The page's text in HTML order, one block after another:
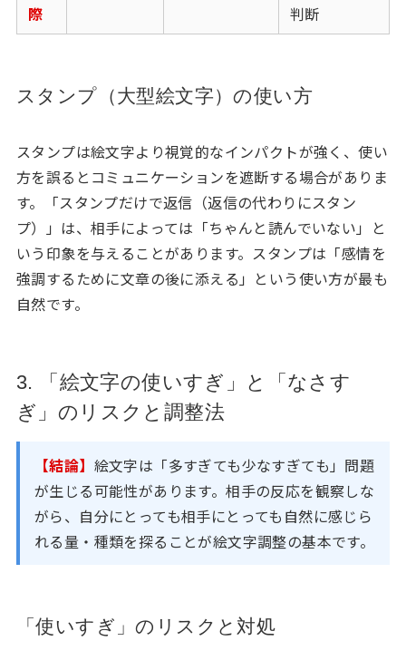
際
判断
スタンプ（大型絵文字）の使い方
スタンプは絵文字より視覚的なインパクトが強く、使い
方を誤るとコミュニケーションを遮断する場合がありま
す。「スタンプだけで返信（返信の代わりにスタン
プ）」は、相手によっては「ちゃんと読んでいない」と
いう印象を与えることがあります。スタンプは「感情を
強調するために文章の後に添える」という使い方が最も
自然です。
3. 「絵文字の使いすぎ」と「なさす
ぎ」のリスクと調整法
【結論】 絵文字は「多すぎても少なすぎても」問題
が生じる可能性があります。相手の反応を観察しな
がら、自分にとっても相手にとっても自然に感じら
れる量・種類を探ることが絵文字調整の基本です。
「使いすぎ」のリスクと対処